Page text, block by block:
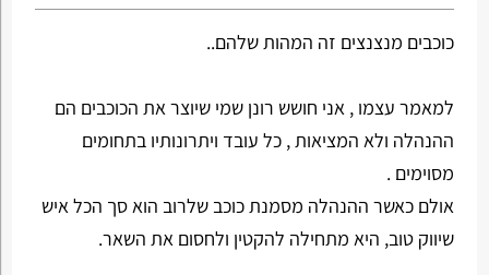
כוכבים מנצנצים זה המהות שלהם..
למאמר עצמו , אני חושש רונן שמי שיוצר את הכוכבים הם
ההנהלה ולא המציאות , כל עובד ויתרונותיו בתחומים
מסוימים .
אולם כאשר ההנהלה מסמנת כוכב שלרוב הוא סך הכל איש
שיווק טוב, היא מתחילה להקטין ולחסום את השאר.